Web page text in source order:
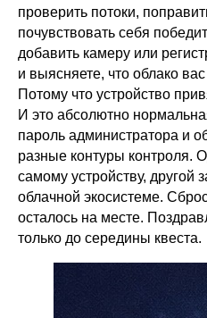
проверить потоки,
почувствовать себя
добавить камеру или
и выясняете, что облако
Потому что устройство
И это абсолютно
пароль администратора и
разные контуры контроля.
самому устройству, другой
облачной экосистеме.
осталось на месте.
только до середины квеста.